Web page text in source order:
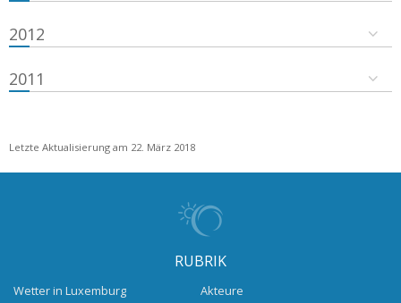
2012
2011
Letzte Aktualisierung am 22. März 2018
RUBRIK
Wetter in Luxemburg
Akteure